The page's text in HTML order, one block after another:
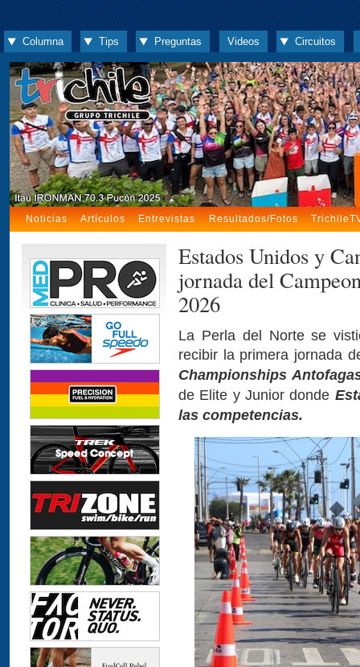
Columna Tips Preguntas Videos Circuitos
Noticias Artículos Entrevistas Resultados/Fotos
Estados Unidos y
jornada del
2026
La Perla del Norte se
recibir la primera jornada
Championships
de Elite y Junior donde
las competencias.